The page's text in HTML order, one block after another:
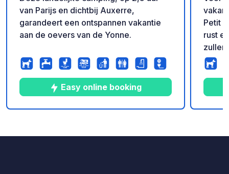
van Parijs en dichtbij Auxerre,
garandeert een ontspannen vakantie
aan de oevers van de Yonne.
Easy online booking
Petit
rust
zullen
op
ook
het